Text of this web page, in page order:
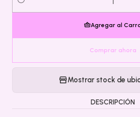
Cantidad
Agregar al
Comprar ahora
Mostrar stock de
DESCRIPCIÓN